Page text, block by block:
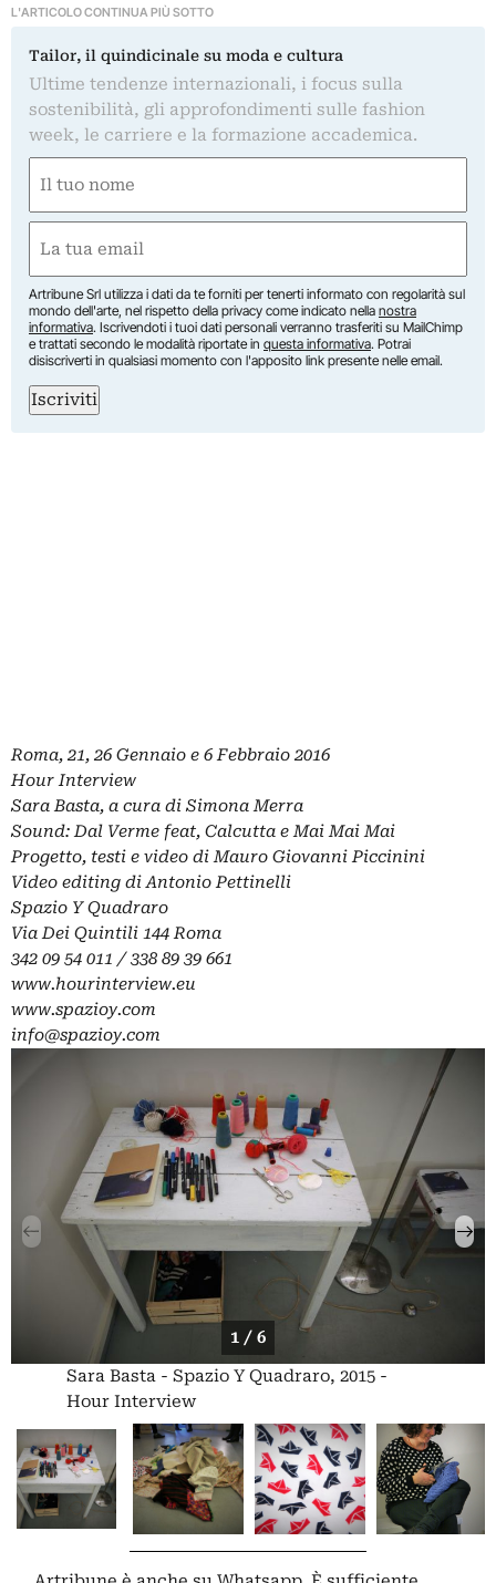
L'ARTICOLO CONTINUA PIÙ SOTTO
Tailor, il quindicinale su moda e cultura
Ultime tendenze internazionali, i focus sulla
sostenibilità, gli approfondimenti sulle fashion
week, le carriere e la formazione accademica.
(Obbligatorio)
Nome
(Obbligatorio)
Artribune Srl utilizza i dati da te forniti per tenerti informato con regolarità sul
mondo dell'arte, nel rispetto della privacy come indicato nella nostra
informativa. Iscrivendoti i tuoi dati personali verranno trasferiti su MailChimp
e trattati secondo le modalità riportate in questa informativa. Potrai
disiscriverti in qualsiasi momento con l'apposito link presente nelle email.
Iscriviti
Roma, 21, 26 Gennaio e 6 Febbraio 2016
Hour Interview
Sara Basta, a cura di Simona Merra
Sound: Dal Verme feat, Calcutta e Mai Mai Mai
Progetto, testi e video di Mauro Giovanni Piccinini
Video editing di Antonio Pettinelli
Spazio Y Quadraro
Via Dei Quintili 144 Roma
342 09 54 011 / 338 89 39 661
www.hourinterview.eu
www.spazioy.com
info@spazioy.com
1 / 6
Sara Basta - Spazio Y Quadraro, 2015 -
Hour Interview